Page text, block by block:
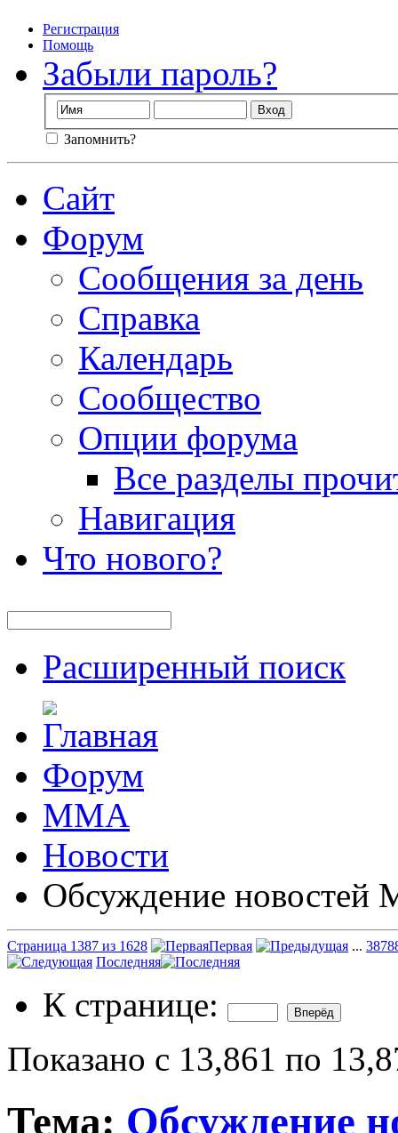
Регистрация
Помощь
Забыли пароль?
Запомнить?
Сайт
Форум
Сообщения за день
Справка
Календарь
Сообщество
Опции форума
Все разделы
Навигация
Что нового?
Расширенный поиск
Форум
ММА
Новости
Обсуждение
Страница 1387 из 1628 Первая ... 387
Последняя
К странице:
Показано с 13,861 по
Тема: Обсуждение